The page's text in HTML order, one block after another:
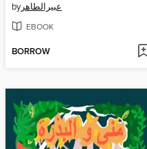
byعبيرالطاهر
EBOOK
BORROW